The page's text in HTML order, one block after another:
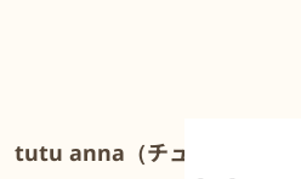
tutu anna（チュチュアンナ